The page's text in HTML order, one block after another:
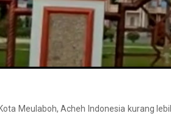
Kota Meulaboh, Acheh Indonesia kurang